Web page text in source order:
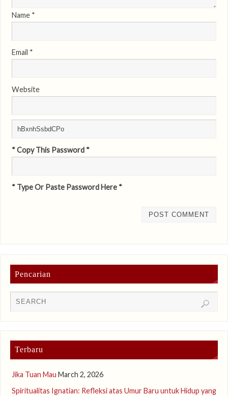
Name *
Email *
Website
* Copy This Password *
* Type Or Paste Password Here *
Pencarian
Terbaru
Jika Tuan Mau March 2, 2026
Spiritualitas Ignatian: Refleksi atas Umur Baru untuk Hidup yang